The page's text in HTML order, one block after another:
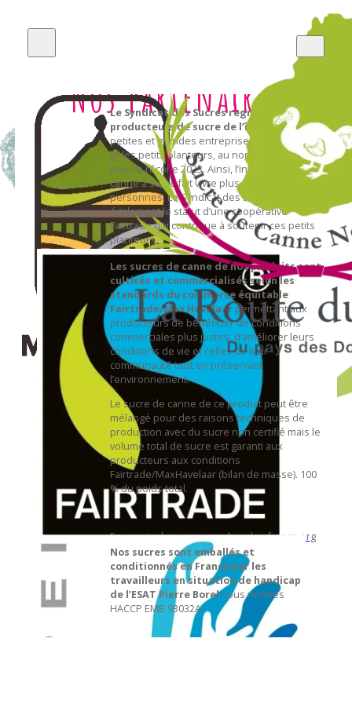
Qui
sommes-
nous ?
Nos partenaires
Le Syndicat des Sucres regroupe tous les
producteurs de sucre de l’île Maurice,
petites et grandes entreprises productrices
et les petits planteurs, au nombre de 9 005
pour la récolte 2023. Ainsi, l’industrie de la
canne à sucre fait vivre plus de 30 000
personnes. Le Syndicat des Sucres possède
également le statut d’une coopérative
Fairtrade qui contribue à soutenir ces petits
planteurs.
Les sucres de canne de nos produits sont
cultivés et commercialisés selon les
standards du commerce équitable
Fairtrade/Max Havelaarpermettant aux
producteurs de bénéficier de conditions
commerciales plus justes, d’améliorer leurs
conditions de vie et celles de leur
communauté tout en préservant
l’environnement.
Le sucre de canne de ce produit peut être
mélangé pour des raisons techniques de
production avec du sucre non certifié mais le
volume total de sucre est garanti aux
producteurs aux conditions
Fairtrade/MaxHavelaar (bilan de masse). 100
% du poids total.
En savoir plus :www.maxhavelaarfrance.org
Nos sucres sont emballés et
conditionnés en France par les
travailleurs en situation de handicap
de l’ESAT Pierre Borelsous normes
HACCP EMB 93032A.